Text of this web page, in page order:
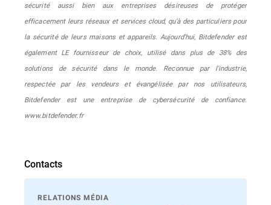
sécurité aussi bien aux entreprises désireuses de protéger
efficacement leurs réseaux et services cloud, qu’à des particuliers pour
la sécurité de leurs maisons et appareils. Aujourd'hui, Bitdefender est
également LE fournisseur de choix, utilisé dans plus de 38% des
solutions de sécurité dans le monde. Reconnue par l'industrie,
respectée par les vendeurs et évangélisée par nos utilisateurs,
Bitdefender est une entreprise de cybersécurité de confiance.
www.bitdefender.fr
Contacts
RELATIONS MÉDIA